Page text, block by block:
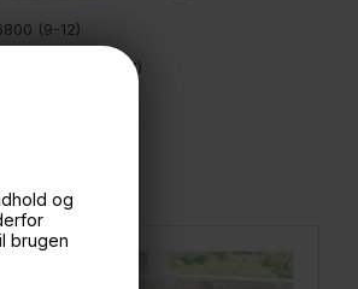
og
brugen
(9-12)
(24/7)